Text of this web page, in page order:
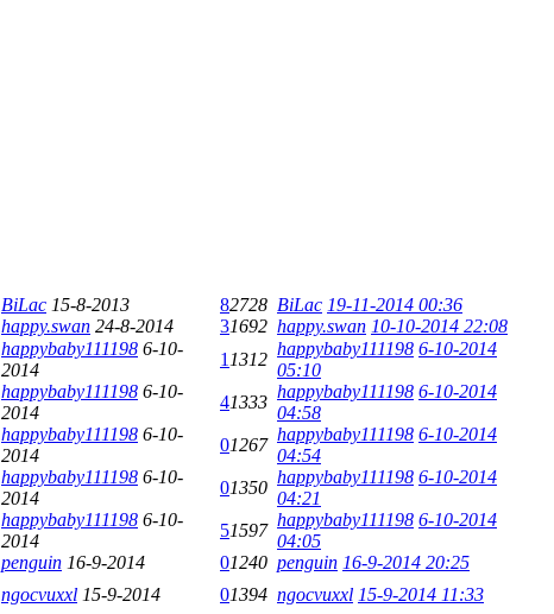
BiLac 15-8-2013 82728 BiLac 19-11-2014 00:36
happy.swan 24-8-2014 31692 happy.swan 10-10-2014 22:08
happybaby111198 6-10-
2014
1 1312
happybaby111198 6-10-2014
05:10
happybaby111198 6-10-
2014
41333
happybaby111198 6-10-2014
04:58
happybaby111198 6-10-
2014
01267
happybaby111198 6-10-2014
04:54
happybaby111198 6-10-
2014
01350
happybaby111198 6-10-2014
04:21
happybaby111198 6-10-
2014
51597
happybaby111198 6-10-2014
04:05
penguin 16-9-2014 01240 penguin 16-9-2014 20:25
ngocvuxxl 15-9-2014 01394 ngocvuxxl 15-9-2014 11:33